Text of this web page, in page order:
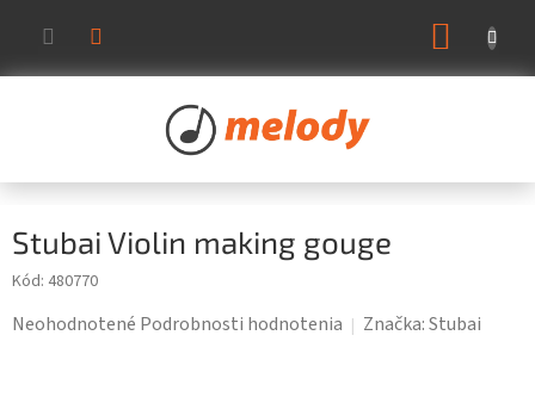
obsah
Stubai Violin making gouge
Kód: 480770
Priemerné
Neohodnotené Podrobnosti hodnotenia Značka:Stubai